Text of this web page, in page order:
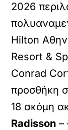
2026
Hilton
Resort &
Conrad
προσθήκη
18 ακόμη
Radisson –